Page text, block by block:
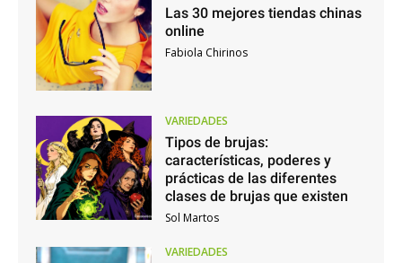
Las 30 mejores tiendas chinas
online
Fabiola Chirinos
VARIEDADES
Tipos de brujas:
características, poderes y
prácticas de las diferentes
clases de brujas que existen
Sol Martos
VARIEDADES